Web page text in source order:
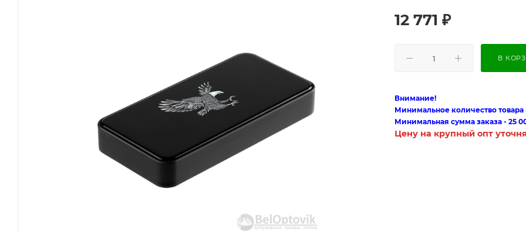
12 771 ₽
В
Внимание!
Минимальное количество товара
Минимальная сумма заказа - 25
Цену на крупный опт